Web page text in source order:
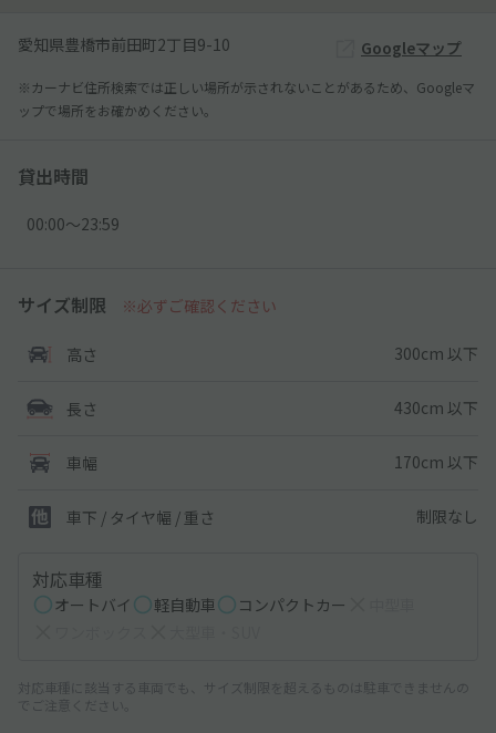
愛知県豊橋市前田町2丁目9-10 Googleマップ
※カーナビ住所検索では正しい場所が示されないことがあるため、Googleマ
ップで場所をお確かめください。
貸出時間
00:00〜23:59
サイズ制限 ※必ずご確認ください
高さ 300cm 以下
長さ 430cm 以下
車幅 170cm 以下
車下 / タイヤ幅 / 重さ 制限なし
対応車種
オートバイ 軽自動車 コンパクトカー
対応車種に該当する車両でも、サイズ制限を超えるものは駐車できませんの
でご注意ください。